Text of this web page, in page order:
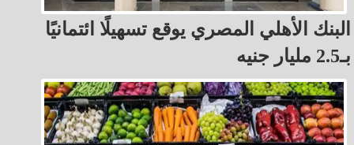
البنك الأهلي المصري يوقع تسهيلًا ائتمانيًا
بـ2.5 مليار جنيه